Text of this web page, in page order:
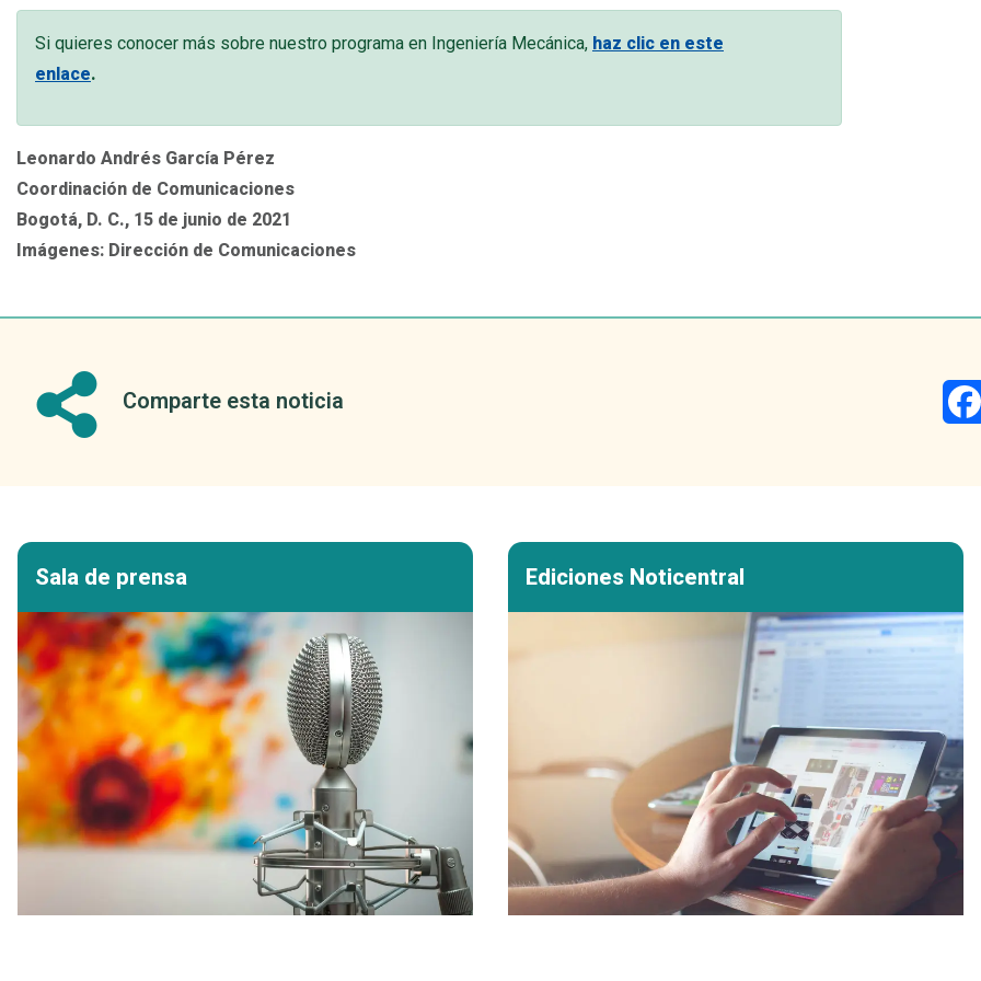
Si quieres conocer más sobre nuestro programa en Ingeniería Mecánica, haz clic en este
enlace.
Leonardo Andrés García Pérez
Coordinación de Comunicaciones
Bogotá, D. C., 15 de junio de 2021
Imágenes: Dirección de Comunicaciones
Comparte esta noticia
Sala de prensa Ediciones Noticentral